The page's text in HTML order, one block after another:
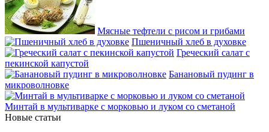
Мясные тефтели с рисом и грибами
Пшеничный хлеб в духовке
Греческий салат с
пекинской капустой
Банановый пудинг в
микроволновке
Минтай в мультиварке с морковью и луком со сметаной
Новые статьи